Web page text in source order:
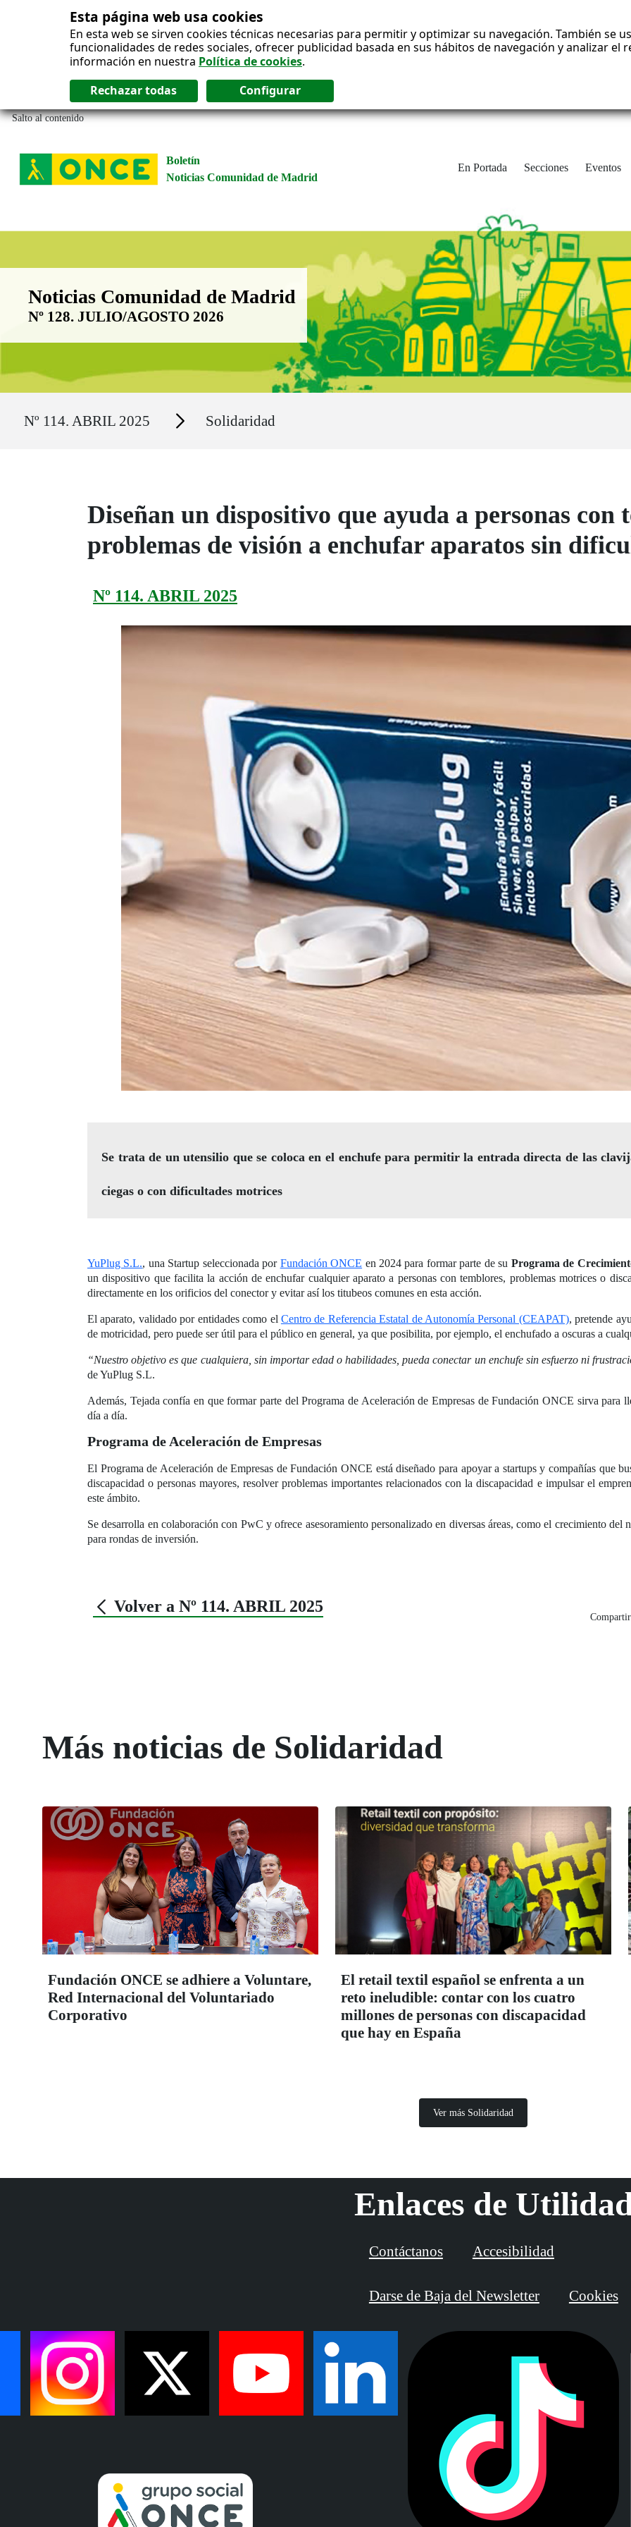
Esta página web usa cookies
En esta web se sirven cookies técnicas necesarias para permitir y optimizar su navegación. También se
funcionalidades de redes sociales, ofrecer publicidad basada en sus hábitos de navegación y analizar
información en nuestra Política de cookies.
Salto al contenido
Boletín
Noticias Comunidad de Madrid
En Portada Secciones Eventos
Boletín Noticias Comunidad de Madrid
Noticias Comunidad de Madrid
Nº 128. JULIO/AGOSTO 2026
Nº 114. ABRIL 2025 Secciones Solidaridad
Diseñan un dispositivo que ayuda a personas con
problemas de visión a enchufar aparatos sin
Nº 114. ABRIL 2025
Se trata de un utensilio que se coloca en el enchufe para permitir la entrada directa de las
ciegas o con dificultades motrices
YuPlug S.L., una Startup seleccionada por Fundación ONCE en 2024 para formar parte de su Programa de
un dispositivo que facilita la acción de enchufar cualquier aparato a personas con temblores, problemas motrices o
directamente en los orificios del conector y evitar así los titubeos comunes en esta acción.
El aparato, validado por entidades como el Centro de Referencia Estatal de Autonomía Personal (CEAPAT), pretende
de motricidad, pero puede ser útil para el público en general, ya que posibilita, por ejemplo, el enchufado a oscuras a
“Nuestro objetivo es que cualquiera, sin importar edad o habilidades, pueda conectar un enchufe sin esfuerzo ni
de YuPlug S.L.
Además, Tejada confía en que formar parte del Programa de Aceleración de Empresas de Fundación ONCE sirva para
día a día.
Programa de Aceleración de Empresas
El Programa de Aceleración de Empresas de Fundación ONCE está diseñado para apoyar a startups y compañías que
discapacidad o personas mayores, resolver problemas importantes relacionados con la discapacidad e impulsar el
este ámbito.
Se desarrolla en colaboración con PwC y ofrece asesoramiento personalizado en diversas áreas, como el crecimiento del
para rondas de inversión.
Volver a Nº 114. ABRIL 2025
Más noticias de Solidaridad
Fundación ONCE se adhiere a Voluntare,
Red Internacional del Voluntariado
Corporativo
El retail textil español se enfrenta a un
reto ineludible: contar con los cuatro
millones de personas con discapacidad
que hay en España
Ver más Solidaridad
Enlaces de
Contáctanos Accesibilidad
Darse de Baja del Newsletter Cookies